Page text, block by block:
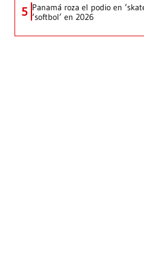
5 Panamá roza el podio en
‘softbol’ en 2026